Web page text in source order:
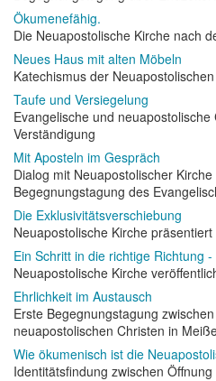
Ökumenefähig.
Die Neuapostolische Kirche nach
Neues Haus mit alten Möbeln
Katechismus der
Taufe und Versiegelung
Evangelische und
Verständigung
Mit Aposteln im Gespräch
Dialog mit Neuapostolischer
Begegnungstagung des
Die Exklusivitätsverschiebung
Neuapostolische Kirche
Ein Schritt in die richtige Richtung
Neuapostolische Kirche
Ehrlichkeit im Austausch
Erste Begegnungstagung
neuapostolischen Christen in
Wie ökumenisch ist die
Identitätsfindung zwischen